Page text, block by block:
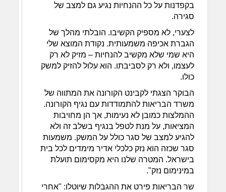
בקפדנות על כל ההנחיות נגיע גם למצב של
סגירה.
לצערי, לא מספיק הקשיבו. הובלתי מהלך של
הגברת אכיפה משמעותית. נקודת המוצא שלי
היא שמי שלא מקשיב להנחיות – מזיק לא רק
לעצמו, ולא רק לסביבתו. הוא עלול להזיק למשק
כולו.
הבוקר הצגתי לקבינט הקורונה את המתווה של
משרד הבריאות להתמודדות עם נגיף הקורונה.
ההמלצות כמובן לא נעימות, אך הן מחויבות
המציאות, על מנת לטפל בנגיף בשלב זה ולא
להגיע למצב של סגר כולל על המשק. משמעות
סגר שכזה הוא נזק כלכלי אדיר מימדים לכל בית
בישראל. המטרה שלנו היא מקסימום תועלת
במינימום נזק".
שר הבריאות פירט את ההגבלות שיוטלו: "אחרי